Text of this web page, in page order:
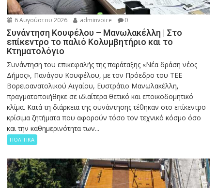
6 Αυγούστου 2026 adminvoice 0
Συνάντηση Κουφέλου – Μανωλακέλλη | Στο
επίκεντρο το παλιό Κολυμβητήριο και το
Κτηματολόγιο
Συνάντηση του επικεφαλής της παράταξης «Νέα δράση νέος
Δήμος», Πανάγου Κουφέλου, με τον Πρόεδρο του ΤΕΕ
Βορειοανατολικού Αιγαίου, Ευστράτιο Μανωλακέλλη,
πραγματοποιήθηκε σε ιδιαίτερα θετικό και εποικοδομητικό
κλίμα. Κατά τη διάρκεια της συνάντησης τέθηκαν στο επίκεντρο
κρίσιμα ζητήματα που αφορούν τόσο τον τεχνικό κόσμο όσο
και την καθημερινότητα των...
ΠΟΛΙΤΙΚΑ